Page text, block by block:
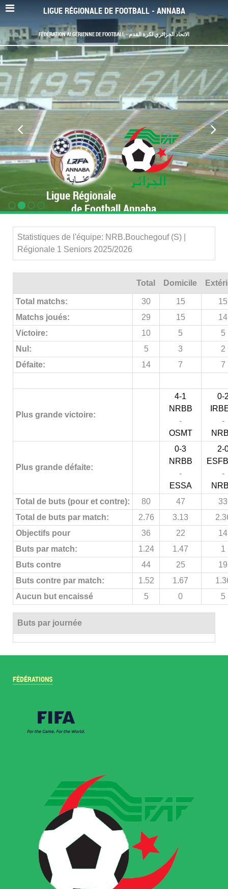
LIGUE RÉGIONALE DE FOOTBALL - ANNABA
FÉDÉRATION ALGÉRIENNE DE FOOTBALL - الاتحاد الجزائري لكرة القدم
Ligue Régionale
de Football Annaba
Statistiques de l'équipe: NRB.Bouchegouf (S) |
Régionale 1 Seniors 2025/2026
Total Domicile
Total matchs: 30 15
15
Matchs joués:
29 15
14
Victoire:
10 5
5
Nul:
5 3
2
Défaite:
14 7 7
Plus grande victoire:
4-1
NRBB
-
OSMT
0-
-
Plus grande défaite:
0-3
NRBB
-
ESSA
2-
-
Total de buts (pour et contre):
80 47
33
Total de buts par match:
2.76 3.13
Objectifs pour
36 22
14
Buts par match:
1.24 1.47
1
Buts contre
44 25
19
Buts contre par match:
1.52 1.67
Aucun but encaissé
5 0 5
Buts par journée
FÉDÉRATIONS